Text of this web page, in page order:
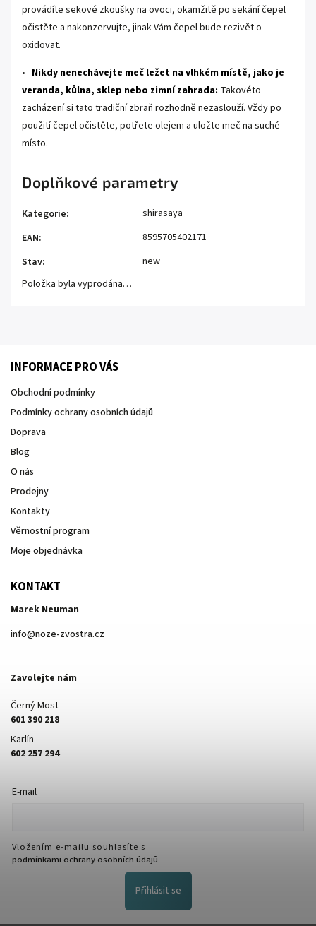
provádíte sekové zkoušky na ovoci, okamžitě po sekání čepel
očistěte a nakonzervujte, jinak Vám čepel bude rezivět o
oxidovat.
• Nikdy nenechávejte meč ležet na vlhkém místě, jako je
veranda, kůlna, sklep nebo zimní zahrada: Takovéto
zacházení si tato tradiční zbraň rozhodně nezaslouží. Vždy po
použití čepel očistěte, potřete olejem a uložte meč na suché
místo.
Doplňkové parametry
Kategorie:
shirasaya
EAN:
8595705402171
Stav:
new
Položka byla vyprodána…
INFORMACE PRO VÁS
Obchodní podmínky
Podmínky ochrany osobních údajů
Doprava
Blog
O nás
Prodejny
Kontakty
Věrnostní program
Moje objednávka
KONTAKT
Marek Neuman
info@noze-zvostra.cz
Zavolejte nám
Černý Most –
601 390 218
Karlín –
602 257 294
E-mail
Vložením e-mailu souhlasíte s
podmínkami ochrany osobních údajů
Přihlásit se